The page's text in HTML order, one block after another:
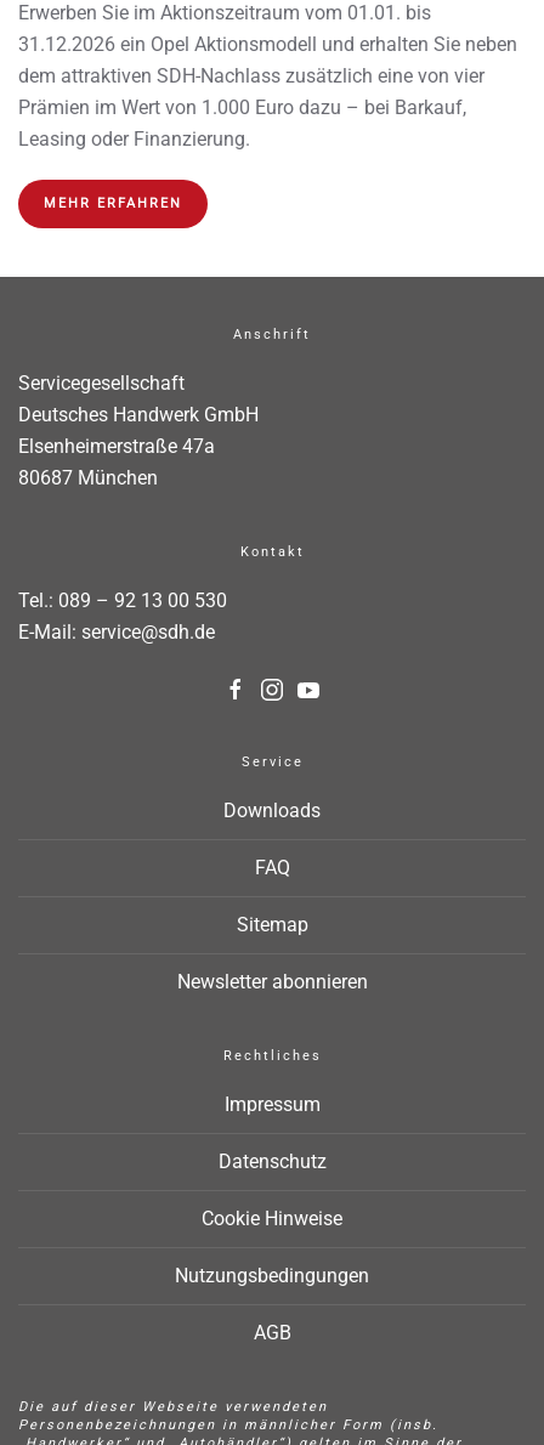
Erwerben Sie im Aktionszeitraum vom 01.01. bis
31.12.2026 ein Opel Aktionsmodell und erhalten Sie neben
dem attraktiven SDH-Nachlass zusätzlich eine von vier
Prämien im Wert von 1.000 Euro dazu – bei Barkauf,
Leasing oder Finanzierung.
MEHR ERFAHREN
Anschrift
Servicegesellschaft
Deutsches Handwerk GmbH
Elsenheimerstraße 47a
80687 München
Kontakt
Tel.: 089 – 92 13 00 530
E-Mail: service@sdh.de
Service
Downloads
FAQ
Sitemap
Newsletter abonnieren
Rechtliches
Impressum
Datenschutz
Cookie Hinweise
Nutzungsbedingungen
AGB
Die auf dieser Webseite verwendeten
Personenbezeichnungen in männlicher Form (insb.